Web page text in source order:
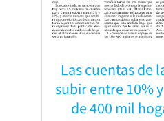
Las cuentas de
subir entre 10%
de 400 mil